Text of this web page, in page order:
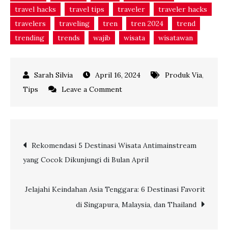
travel hacks
travel tips traveler
traveler hacks
travelers
traveling tren tren 2024
trend
trending
trends wajib wisata wisatawan
April 16, 2024 Produk Via,
Tips
Leave a Commenton
Jadi
Pilihan
untuk
Penerbangan
Post
navigation
Rekomendasi 5 Destinasi Wisata Antimainstream
yang Cocok Dikunjungi di Bulan April
Jelajahi Keindahan Asia Tenggara: 6 Destinasi Favorit
di Singapura, Malaysia, dan Thailand